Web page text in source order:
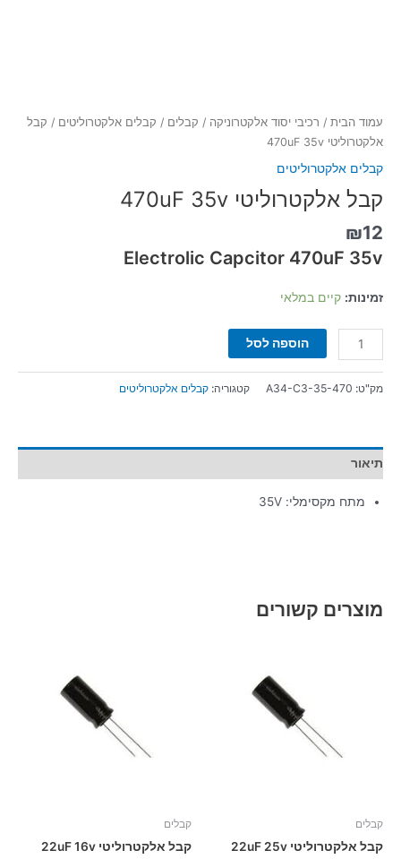
עמוד הבית / רכיבי יסוד אלקטרוניקה / קבלים / קבלים אלקטרוליטים / קבל
אלקטרוליטי 470uF 35v
קבלים אלקטרוליטים
קבל אלקטרוליטי 470uF 35v
₪12
Electrolic Capcitor 470uF 35v
זמינות: קיים במלאי
הוספה לסל
מק"ט: A34-C3-35-470 קטגוריה: קבלים אלקטרוליטים
תיאור
מתח מקסימלי: 35V
מוצרים קשורים
קבלים
קבל אלקטרוליטי 22uF 25v
קבלים
קבל אלקטרוליטי 22uF 16v